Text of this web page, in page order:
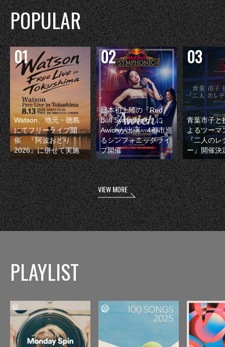
POPULAR
Watson、地元・徳島
にてフリーライブ開
催 『阿波おどり
2026』に併せて実施
日本初上陸の『Red
Bull Symphonic』に
Awichが出演 4都市巡
るシンフォニックライ
ブ開催
青葉市子と
よるツーマ
『二人のレ
ー』開催決
VIEW MORE
PLAYLIST